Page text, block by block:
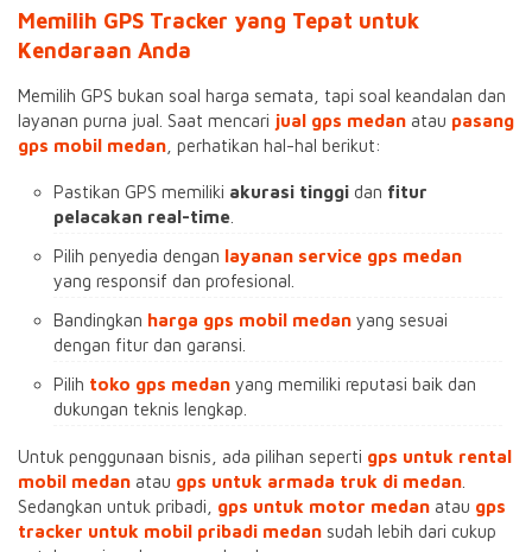
Memilih GPS Tracker yang Tepat untuk
Kendaraan Anda
Memilih GPS bukan soal harga semata, tapi soal keandalan dan
layanan purna jual. Saat mencari jual gps medan atau pasang
gps mobil medan , perhatikan hal-hal berikut:
Pastikan GPS memiliki akurasi tinggi dan fitur
pelacakan real-time
Pilih penyedia dengan layanan service gps medan
yang responsif dan profesional.
Bandingkan harga gps mobil medan yang sesuai
dengan fitur dan garansi.
Pilih toko gps medan yang memiliki reputasi baik dan
dukungan teknis lengkap.
Untuk penggunaan bisnis, ada pilihan seperti gps untuk rental
mobil medan atau gps untuk armada truk di medan
Sedangkan untuk pribadi, gps untuk motor medan atau gps
tracker untuk mobil pribadi medan sudah lebih dari cukup